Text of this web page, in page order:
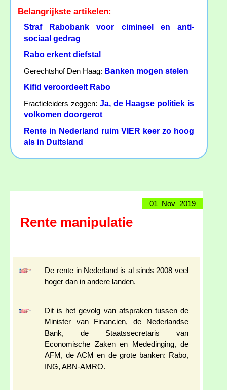
Belangrijkste artikelen:
Straf Rabobank voor cimineel en anti-
sociaal gedrag
Rabo erkent diefstal
Gerechtshof Den Haag: Banken mogen stelen
Kifid veroordeelt Rabo
Fractieleiders zeggen: Ja, de Haagse politiek is
volkomen doorgerot
Rente in Nederland ruim VIER keer zo hoog
als in Duitsland
01 Nov 2019
Rente manipulatie
De rente in Nederland is al sinds 2008 veel
hoger dan in andere landen.
Dit is het gevolg van afspraken tussen de
Minister van Financien, de Nederlandse
Bank, de Staatssecretaris van
Economische Zaken en Mededinging, de
AFM, de ACM en de grote banken: Rabo,
ING, ABN-AMRO.